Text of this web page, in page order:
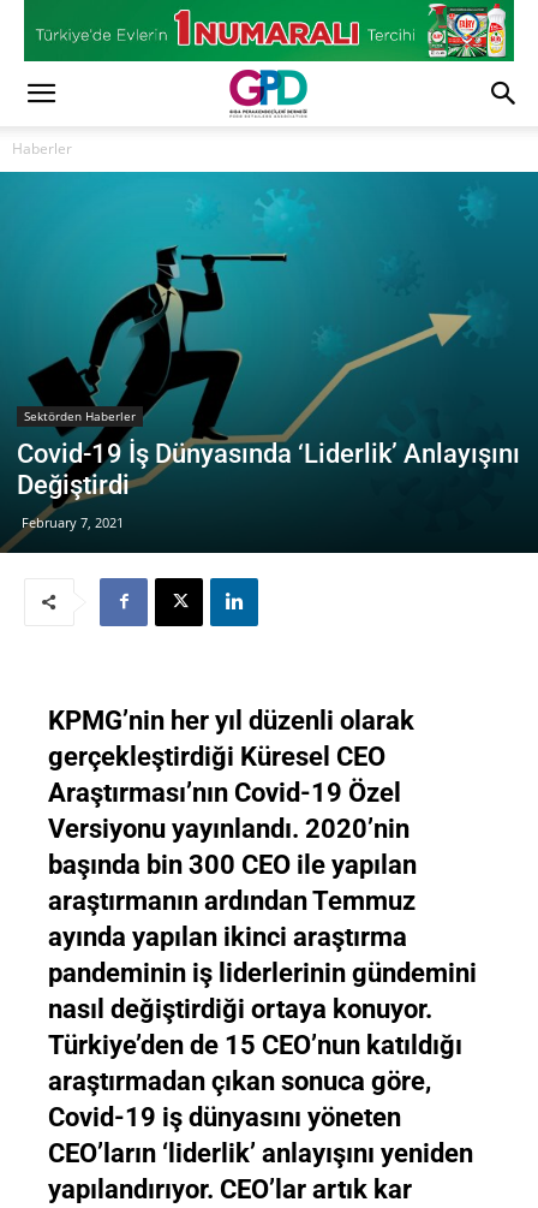
Haberler
Sektörden Haberler
Covid-19 İş Dünyasında ‘Liderlik’ Anlayışını
Değiştirdi
February 7, 2021
KPMG’nin her yıl düzenli olarak
gerçekleştirdiği Küresel CEO
Araştırması’nın Covid-19 Özel
Versiyonu yayınlandı. 2020’nin
başında bin 300 CEO ile yapılan
araştırmanın ardından Temmuz
ayında yapılan ikinci araştırma
pandeminin iş liderlerinin gündemini
nasıl değiştirdiği ortaya konuyor.
Türkiye’den de 15 CEO’nun katıldığı
araştırmadan çıkan sonuca göre,
Covid-19 iş dünyasını yöneten
CEO’ların ‘liderlik’ anlayışını yeniden
yapılandırıyor. CEO’lar artık kar